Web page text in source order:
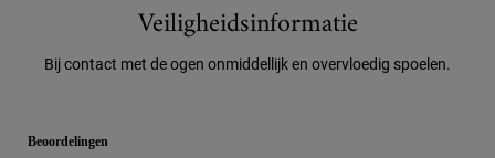
Veiligheidsinformatie
Bij contact met de ogen onmiddellijk en overvloedig spoelen.